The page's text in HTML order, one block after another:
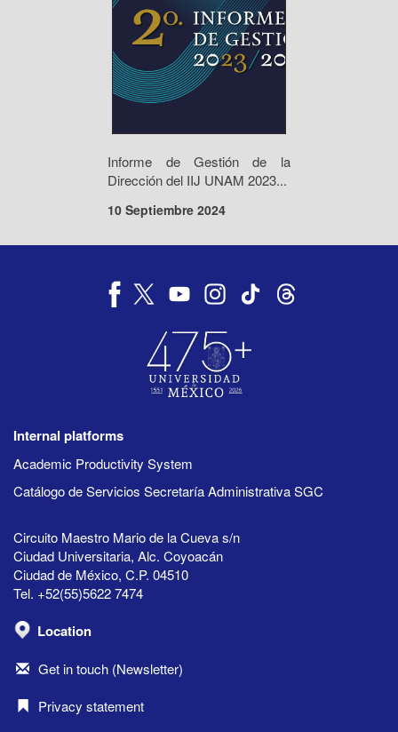
Informe de Gestión de la
Dirección del IIJ UNAM 2023...
10 Septiembre 2024
Internal platforms
Academic Productivity System
Catálogo de Servicios Secretaría Administrativa SGC
Circuito Maestro Mario de la Cueva s/n
Ciudad Universitaria, Alc. Coyoacán
Ciudad de México, C.P. 04510
Tel. +52(55)5622 7474
Location
Get in touch (Newsletter)
Privacy statement